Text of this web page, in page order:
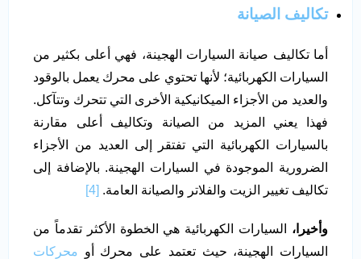
تكاليف الصيانة
أما تكاليف صيانة السيارات الهجينة، فهي أعلى بكثير من
السيارات الكهربائية؛ لأنها تحتوي على محرك يعمل بالوقود
والعديد من الأجزاء الميكانيكية الأخرى التي تتحرك وتتآكل.
فهذا يعني المزيد من الصيانة وتكاليف أعلى مقارنة
بالسيارات الكهربائية التي تفتقر إلى العديد من الأجزاء
الضرورية الموجودة في السيارات الهجينة. بالإضافة إلى
تكاليف تغيير الزيت والفلاتر والصيانة العامة. [4]
وأخيرا، السيارات الكهربائية هي الخطوة الأكثر تقدماً من
السيارات الهجينة، حيث تعتمد على محرك أو محركات